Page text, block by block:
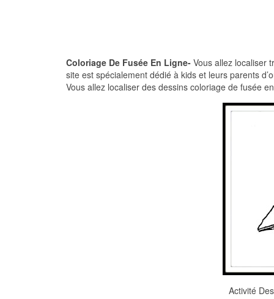
Coloriage De Fusée En Ligne- Vous allez localiser
site est spécialement dédié à kids et leurs parents
Vous allez localiser des dessins coloriage de fusée
Activité